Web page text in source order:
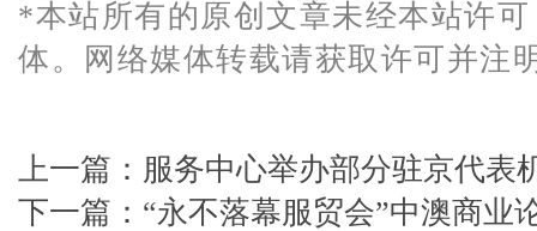
*本站所有的原创文章未经本站许
体。网络媒体转载请获取许可并注
上一篇： 服务中心举办部分驻京代表
下一篇： “永不落幕服贸会”中澳商业